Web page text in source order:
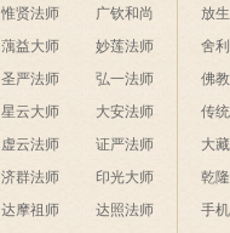
惟贤法师
蕅益大师
圣严法师
星云大师
虚云法师
济群法师
达摩祖师
广钦和尚
妙莲法师
弘一法师
大安法师
证严法师
印光大师
达照法师
放生
舍利
佛
传
大
乾
手